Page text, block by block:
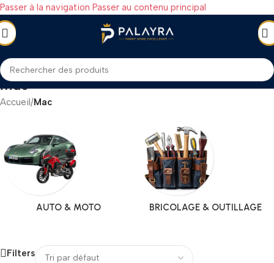
Passer à la navigation Passer au contenu principal
Mac
Accueil/Mac
AUTO & MOTO BRICOLAGE & OUTILLAGE
Filters